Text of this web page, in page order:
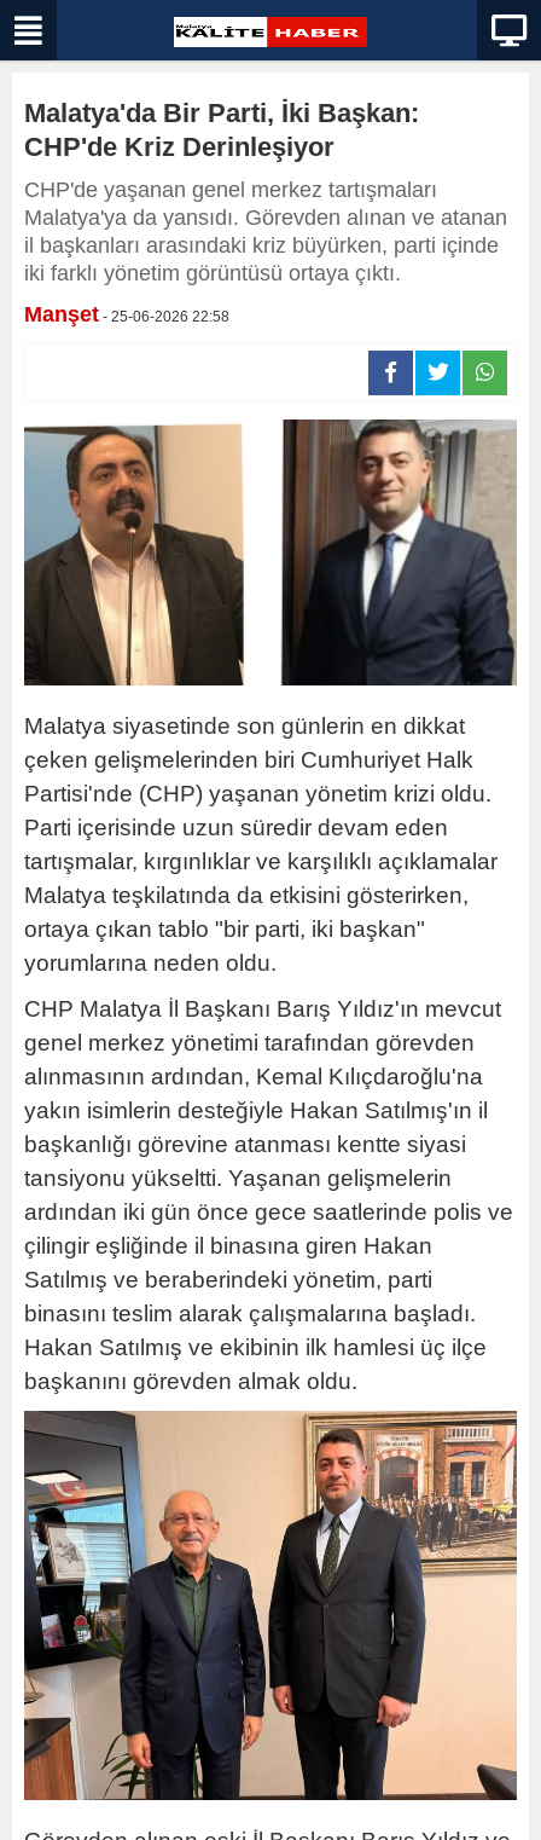
Malatya'da Bir Parti, İki Başkan:
CHP'de Kriz Derinleşiyor
CHP'de yaşanan genel merkez tartışmaları
Malatya'ya da yansıdı. Görevden alınan ve atanan
il başkanları arasındaki kriz büyürken, parti içinde
iki farklı yönetim görüntüsü ortaya çıktı.
Manşet - 25-06-2026 22:58
Malatya siyasetinde son günlerin en dikkat
çeken gelişmelerinden biri Cumhuriyet Halk
Partisi'nde (CHP) yaşanan yönetim krizi oldu.
Parti içerisinde uzun süredir devam eden
tartışmalar, kırgınlıklar ve karşılıklı açıklamalar
Malatya teşkilatında da etkisini gösterirken,
ortaya çıkan tablo "bir parti, iki başkan"
yorumlarına neden oldu.
CHP Malatya İl Başkanı Barış Yıldız'ın mevcut
genel merkez yönetimi tarafından görevden
alınmasının ardından, Kemal Kılıçdaroğlu'na
yakın isimlerin desteğiyle Hakan Satılmış'ın il
başkanlığı görevine atanması kentte siyasi
tansiyonu yükseltti. Yaşanan gelişmelerin
ardından iki gün önce gece saatlerinde polis ve
çilingir eşliğinde il binasına giren Hakan
Satılmış ve beraberindeki yönetim, parti
binasını teslim alarak çalışmalarına başladı.
Hakan Satılmış ve ekibinin ilk hamlesi üç ilçe
başkanını görevden almak oldu.